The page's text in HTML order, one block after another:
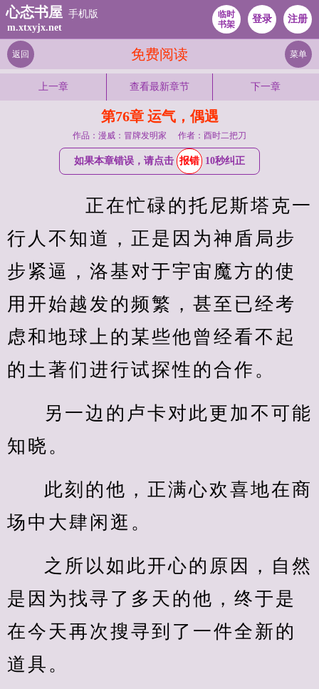
心态书屋 手机版
m.xtxyjx.net
临时
书架
登录 注册
免费阅读
返回 菜单
上一章 查看最新章节 下一章
第76章 运气，偶遇
作品：漫威：冒牌发明家 作者：酉时二把刀
如果本章错误，请点击 报错 10秒纠正
正在忙碌的托尼斯塔克一
行人不知道，正是因为神盾局步
步紧逼，洛基对于宇宙魔方的使
用开始越发的频繁，甚至已经考
虑和地球上的某些他曾经看不起
的土著们进行试探性的合作。
另一边的卢卡对此更加不可能
知晓。
此刻的他，正满心欢喜地在商
场中大肆闲逛。
之所以如此开心的原因，自然
是因为找寻了多天的他，终于是
在今天再次搜寻到了一件全新的
道具。